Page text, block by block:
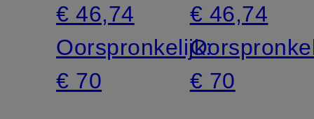
€ 46,74
Oorspronkelijk:
€ 70
€ 46,74
€ 70